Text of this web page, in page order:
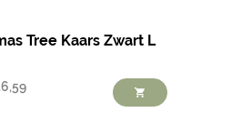
Tree Kaars Zwart L